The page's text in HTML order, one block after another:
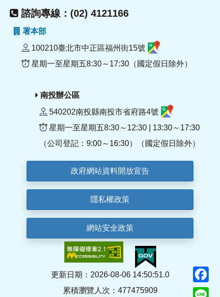
諮詢專線：(02) 4121166
署本部
100210臺北市中正區福州街15號
星期一至星期五8:30～17:30（國定假日除外）
南投辦公區
540202南投縣南投市省府路4號
星期一至星期五8:30～12:30 | 13:30～17:30
（公司登記：9:00～16:30）（國定假日除外）
政府網站資料開放宣告
隱私權政策
網站安全政策
更新日期：2026-08-06 14:50:51.0
累積瀏覽人次：477475909